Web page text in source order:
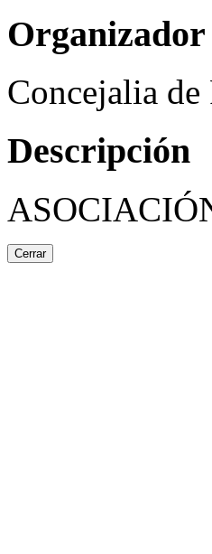
Concejalia
Descripción
Cerrar